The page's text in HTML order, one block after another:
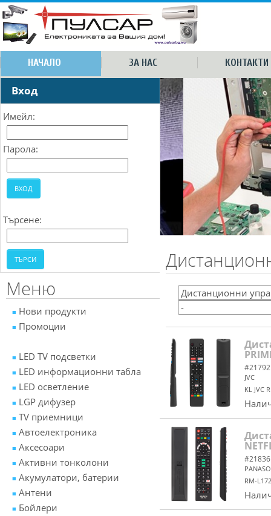
НАЧАЛО ЗА НАС КОНТАКТИ
Вход
Имейл:
Парола:
Търсене:
Меню
Нови продукти
Промоции
LED TV подсветки
LED информационни табла
LED осветление
LGP дифузер
TV приемници
Автоелектроника
Аксесоари
Активни тонколони
Акумулатори, батерии
Антени
Бойлери
#21792
JVC
KL JVC
#21836
RM-